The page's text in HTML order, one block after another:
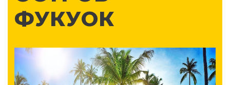
ФУКУОК